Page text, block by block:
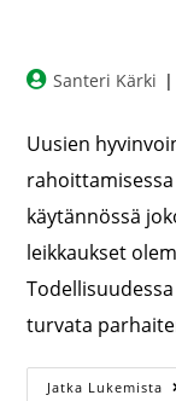
Santeri Kärki
Uusien
käytännössä
leikkaukset
turvata
Jatka Lukemista